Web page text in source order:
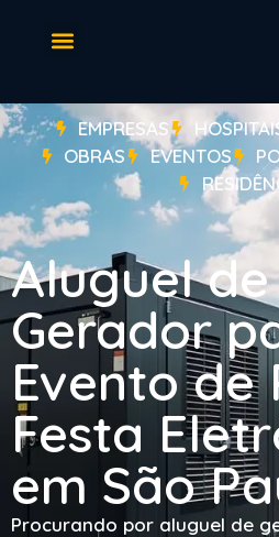
EMPRESAS
OBRAS
EVENTOS
Aluguel de
Gerador
Evento de
Festa
em São
Procurando por aluguel de